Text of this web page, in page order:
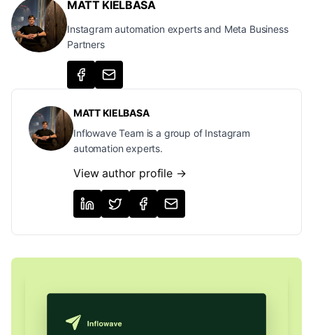
MATT KIELBASA
Instagram automation experts and Meta Business
Partners
MATT KIELBASA
Inflowave Team is a group of Instagram
automation experts.
View author profile →